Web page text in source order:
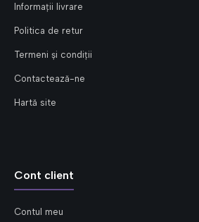
Informații livrare
Politica de retur
Termeni și condiții
Contactează-ne
Hartă site
Cont client
Contul meu